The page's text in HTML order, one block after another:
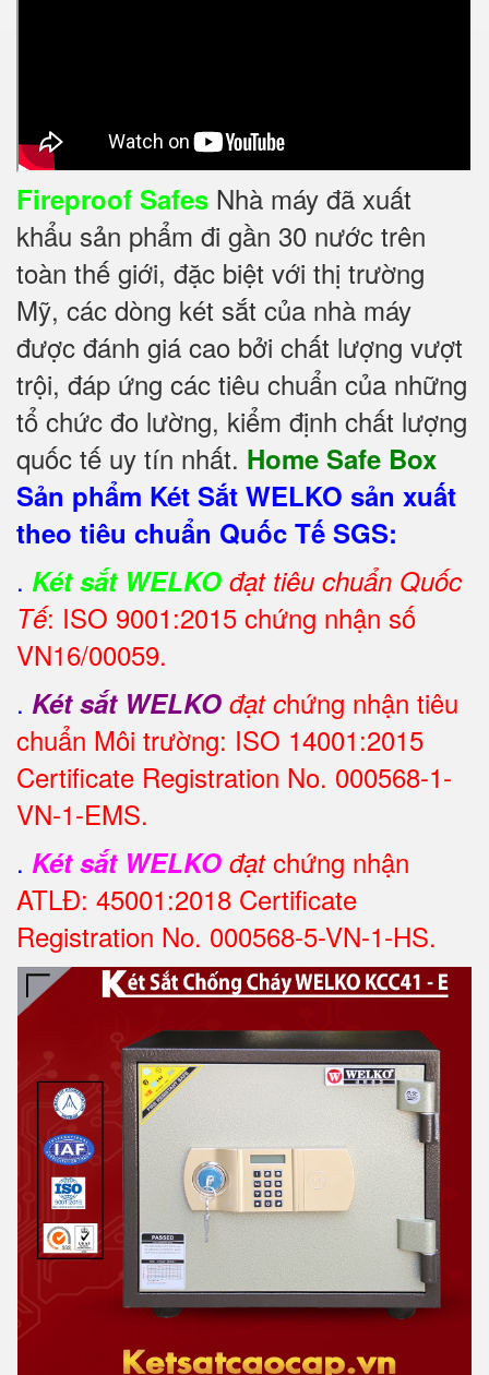
Fireproof Safes Nhà máy đã xuất
khẩu sản phẩm đi gần 30 nước trên
toàn thế giới, đặc biệt với thị trường
Mỹ, các dòng két sắt của nhà máy
được đánh giá cao bởi chất lượng vượt
trội, đáp ứng các tiêu chuẩn của những
tổ chức đo lường, kiểm định chất lượng
quốc tế uy tín nhất. Home Safe Box
Sản phẩm Két Sắt WELKO sản xuất
theo tiêu chuẩn Quốc Tế SGS:
. Két sắt WELKO đạt tiêu chuẩn Quốc
Tế: ISO 9001:2015 chứng nhận số
VN16/00059.
. Két sắt WELKO đạt chứng nhận tiêu
chuẩn Môi trường: ISO 14001:2015
Certificate Registration No. 000568-1-
VN-1-EMS.
. Két sắt WELKO đạtchứng nhận
ATLĐ: 45001:2018 Certificate
Registration No. 000568-5-VN-1-HS.